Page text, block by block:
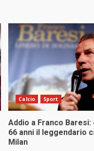
Calcio Sport
Addio a Franco
66 anni il leggendario
Milan